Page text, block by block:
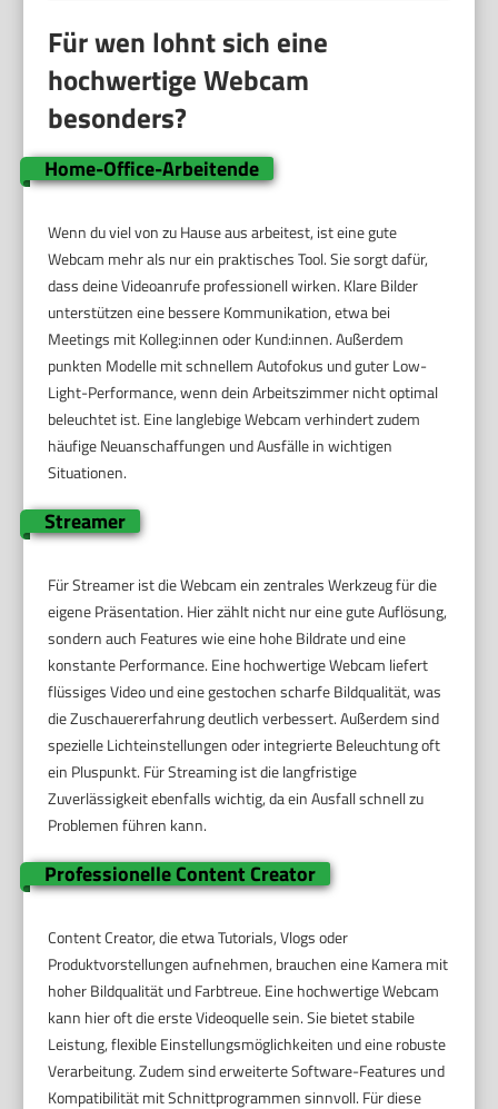
Für wen lohnt sich eine
hochwertige Webcam
besonders?
Home-Office-Arbeitende
Wenn du viel von zu Hause aus arbeitest, ist eine gute
Webcam mehr als nur ein praktisches Tool. Sie sorgt dafür,
dass deine Videoanrufe professionell wirken. Klare Bilder
unterstützen eine bessere Kommunikation, etwa bei
Meetings mit Kolleg:innen oder Kund:innen. Außerdem
punkten Modelle mit schnellem Autofokus und guter Low-
Light-Performance, wenn dein Arbeitszimmer nicht optimal
beleuchtet ist. Eine langlebige Webcam verhindert zudem
häufige Neuanschaffungen und Ausfälle in wichtigen
Situationen.
Streamer
Für Streamer ist die Webcam ein zentrales Werkzeug für die
eigene Präsentation. Hier zählt nicht nur eine gute Auflösung,
sondern auch Features wie eine hohe Bildrate und eine
konstante Performance. Eine hochwertige Webcam liefert
flüssiges Video und eine gestochen scharfe Bildqualität, was
die Zuschauererfahrung deutlich verbessert. Außerdem sind
spezielle Lichteinstellungen oder integrierte Beleuchtung oft
ein Pluspunkt. Für Streaming ist die langfristige
Zuverlässigkeit ebenfalls wichtig, da ein Ausfall schnell zu
Problemen führen kann.
Professionelle Content Creator
Content Creator, die etwa Tutorials, Vlogs oder
Produktvorstellungen aufnehmen, brauchen eine Kamera mit
hoher Bildqualität und Farbtreue. Eine hochwertige Webcam
kann hier oft die erste Videoquelle sein. Sie bietet stabile
Leistung, flexible Einstellungsmöglichkeiten und eine robuste
Verarbeitung. Zudem sind erweiterte Software-Features und
Kompatibilität mit Schnittprogrammen sinnvoll. Für diese